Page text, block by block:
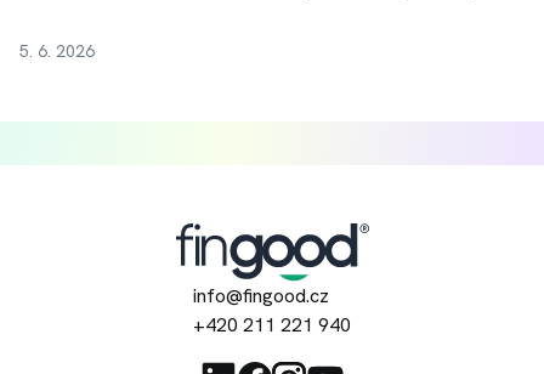
5. 6. 2026
info@fingood.cz
+420 211 221 940